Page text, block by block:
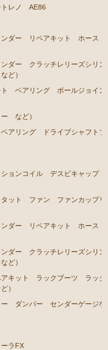
トレノ AE86
ンダー リペアキット ホース
ダー クラッチレリーズシリン
ど）
ト ベアリング ボールジョイン
など）
ベアリング ドライブシャフトブ
ションコイル デスビキャップ
ット ファン ファンカップリ
ンダー リペアキット ホース
ダー クラッチレリーズシリン
ど）
アキット ラックブーツ ラック
）
ダンパー センダーゲージな
ラFX